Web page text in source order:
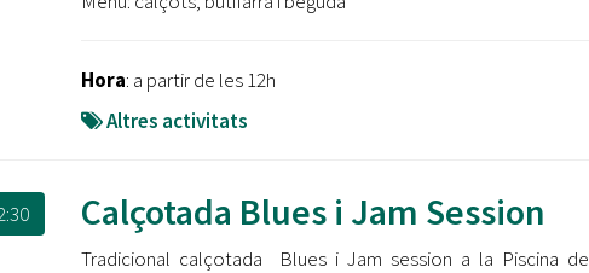
Hora: a partir de les 12h
Altres activitats
Calçotada Blues i Jam Session
Tradicional calçotada Blues i Jam session a la Piscina de